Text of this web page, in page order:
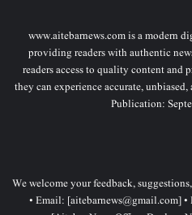
www.aitebarnews.com is a modern
providing readers with authentic
readers access to quality content and
they can experience accurate,
Publication:
We welcome your feedback,
• Email: [aitebarnews@gmail.com]